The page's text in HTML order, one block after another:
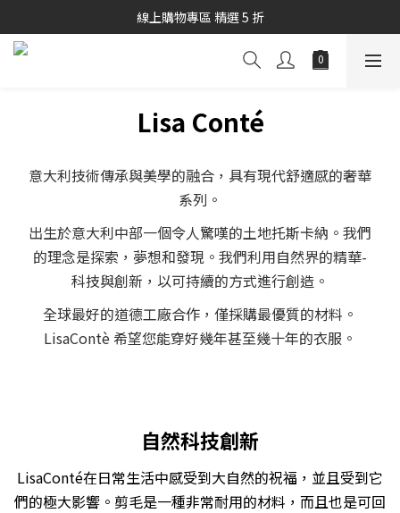
秋冬商品7折起優惠
線上購物專區 精選 5 折
秋冬商品7折起優惠
Lisa Conté
意大利技術傳承與美學的融合，具有現代舒適感的奢華
系列。
出生於意大利中部一個令人驚嘆的土地托斯卡納。我們
的理念是探索，夢想和發現。我們利用自然界的精華-
科技與創新，以可持續的方式進行創造。
全球最好的道德工廠合作，僅採購最優質的材料。
LisaContè 希望您能穿好幾年甚至幾十年的衣服。
自然科技創新
LisaConté在日常生活中感受到大自然的祝福，並且受到它
們的極大影響。剪毛是一種非常耐用的材料，而且也是可回